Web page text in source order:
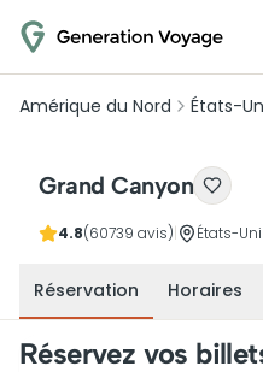
Amérique du Nord États-
Grand Canyon
4.8(60739 avis) États-
Réservation Horaires
Réservez vos